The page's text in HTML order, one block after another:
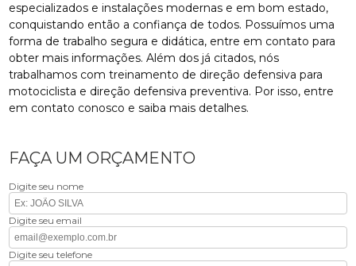
especializados e instalações modernas e em bom estado,
conquistando então a confiança de todos. Possuímos uma
forma de trabalho segura e didática, entre em contato para
obter mais informações. Além dos já citados, nós
trabalhamos com treinamento de direção defensiva para
motociclista e direção defensiva preventiva. Por isso, entre
em contato conosco e saiba mais detalhes.
FAÇA UM ORÇAMENTO
Digite seu nome
Digite seu email
Digite seu telefone